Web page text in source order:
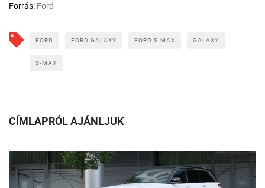
Forrás: Ford
FORD FORD GALAXY FORD S-MAX GALAXY
S-MAX
CÍMLAPRÓL AJÁNLJUK